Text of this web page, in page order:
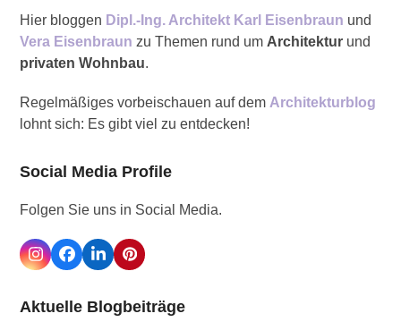
Hier bloggen Dipl.-Ing. Architekt Karl Eisenbraun und
Vera Eisenbraun zu Themen rund um Architektur und
privaten Wohnbau.
Regelmäßiges vorbeischauen auf dem Architekturblog
lohnt sich: Es gibt viel zu entdecken!
Social Media Profile
Folgen Sie uns in Social Media.
Instagram
Facebook
LinkedInPinterest
Aktuelle Blogbeiträge